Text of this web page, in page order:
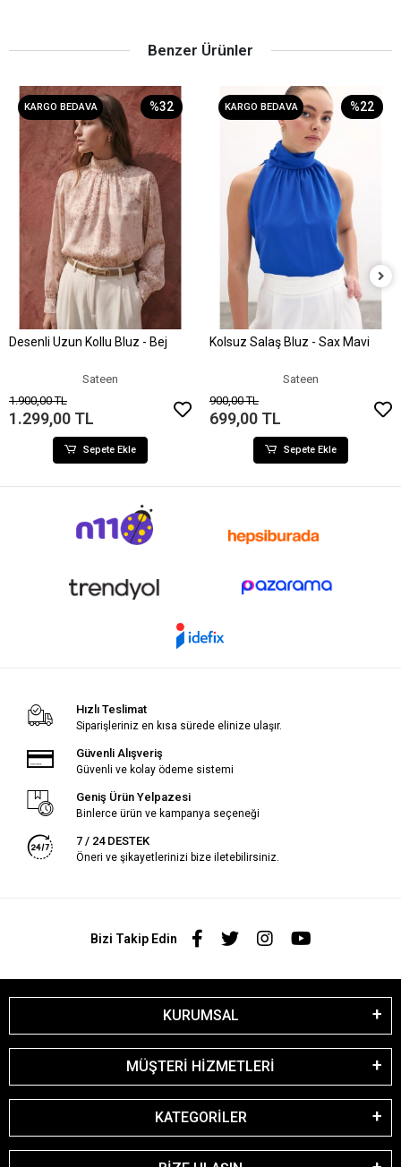
Benzer Ürünler
KARGO BEDAVA %32
Sepete Ekle
Desenli Uzun Kollu Bluz - Bej
Sateen
1.900,00 TL
1.299,00 TL
Sepete Ekle
KARGO BEDAVA %22
Sepete Ekle
Kolsuz Salaş Bluz - Sax Mavi
Sateen
900,00 TL
699,00 TL
Sepete Ekle
Hızlı Teslimat
Siparişleriniz en kısa sürede elinize ulaşır.
Güvenli Alışveriş
Güvenli ve kolay ödeme sistemi
Geniş Ürün Yelpazesi
Binlerce ürün ve kampanya seçeneği
7 / 24 DESTEK
Öneri ve şikayetlerinizi bize iletebilirsiniz.
Bizi Takip Edin
KURUMSAL
MÜŞTERİ HİZMETLERİ
KATEGORİLER